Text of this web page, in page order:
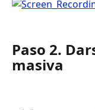
Paso 2.
masiva